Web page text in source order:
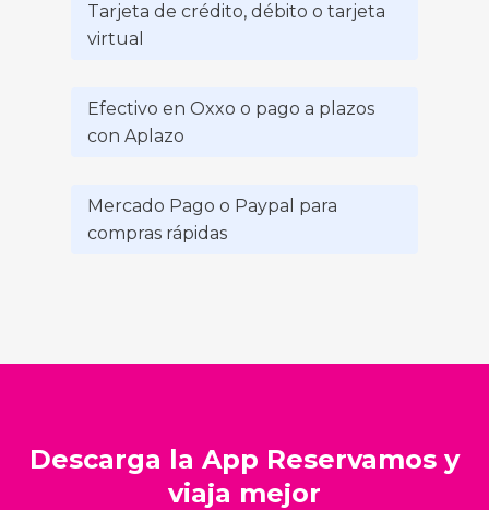
Tarjeta de crédito, débito o tarjeta
virtual
Efectivo en Oxxo o pago a plazos
con Aplazo
Mercado Pago o Paypal para
compras rápidas
Descarga la App Reservamos y
viaja mejor